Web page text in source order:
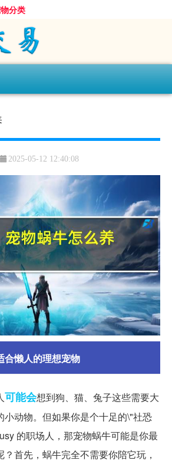
分类
2025-05-12 12:40:08
合懒人的理想宠物
可能会想到狗、猫、兔子这些需要大
小动物。但如果你是个十足的\"社恐
的职场人，那宠物蜗牛可能是你最
首先，蜗牛完全不需要你陪它玩，